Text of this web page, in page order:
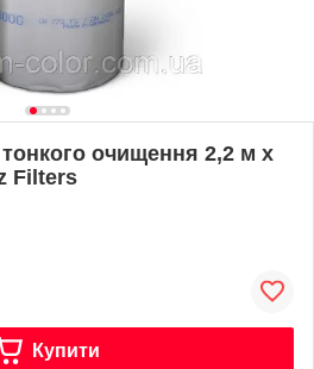
очищення 2,2 м х
Filters
Купити